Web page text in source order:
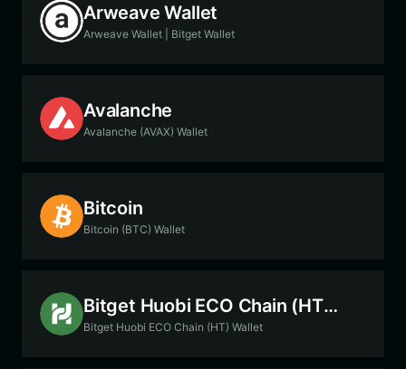
Arweave Wallet
Arweave Wallet | Bitget Wallet
Avalanche
Avalanche (AVAX) Wallet
Bitcoin
Bitcoin (BTC) Wallet
Bitget Huobi ECO Chain (HT) Chain
Bitget Huobi ECO Chain (HT) Wallet